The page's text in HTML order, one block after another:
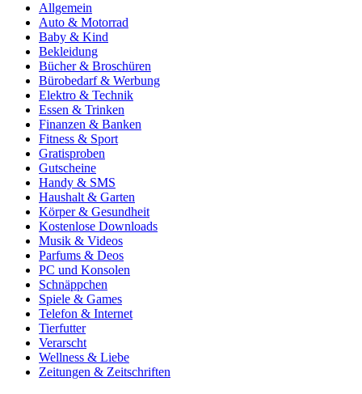
Allgemein
Auto & Motorrad
Baby & Kind
Bekleidung
Bücher & Broschüren
Bürobedarf & Werbung
Elektro & Technik
Essen & Trinken
Finanzen & Banken
Fitness & Sport
Gratisproben
Gutscheine
Handy & SMS
Haushalt & Garten
Körper & Gesundheit
Kostenlose Downloads
Musik & Videos
Parfums & Deos
PC und Konsolen
Schnäppchen
Spiele & Games
Telefon & Internet
Tierfutter
Verarscht
Wellness & Liebe
Zeitungen & Zeitschriften